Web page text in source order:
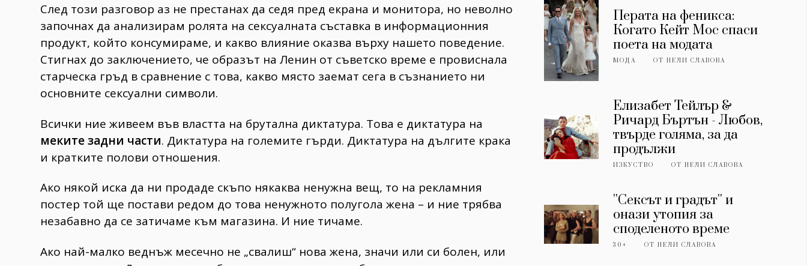
След този разговор аз не престанах да седя пред екрана и монитора, но неволно
започнах да анализирам ролята на сексуалната съставка в информационния
продукт, който консумираме, и какво влияние оказва върху нашето поведение.
Стигнах до заключението, че образът на Ленин от съветско време е провиснала
старческа гръд в сравнение с това, какво място заемат сега в съзнанието ни
основните сексуални символи.
Всички ние живеем във властта на брутална диктатура. Това е диктатура на
меките задни части. Диктатура на големите гърди. Диктатура на дългите крака
и кратките полови отношения.
Ако някой иска да ни продаде скъпо някаква ненужна вещ, то на рекламния
постер той ще постави редом до това ненужното полугола жена – и ние трябва
незабавно да се затичаме към магазина. И ние тичаме.
Ако най-малко веднъж месечно не „свалиш“ нова жена, значи или си болен, или
Перата на феникса:
Когато Кейт Мос спаси
поета на модата
МОДА ОТНЕЛИ СЛАВОВА
Елизабет Тейлър &
Ричард Бъртън - Любов,
твърде голяма, за да
продължи
ИЗКУСТВО ОТНЕЛИ СЛАВОВА
''Сексът и градът'' и
онази утопия за
споделеното време
30+ ОТНЕЛИ СЛАВОВА